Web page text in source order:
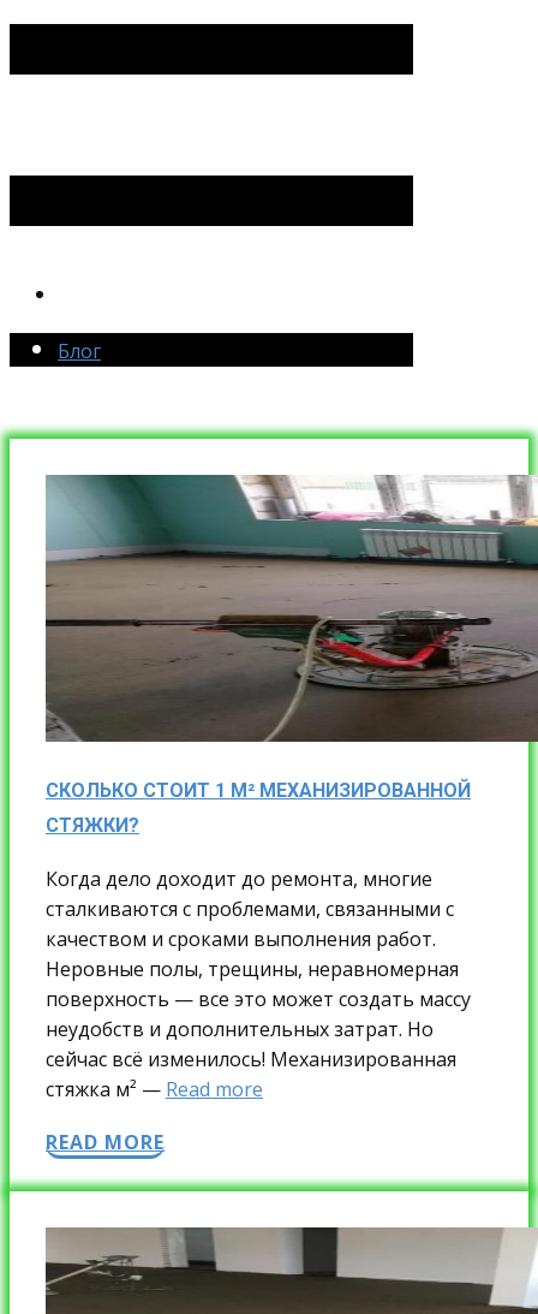
Блог
СКОЛЬКО СТОИТ 1 М² МЕХАНИЗИРОВАННОЙ
СТЯЖКИ?
Когда дело доходит до ремонта, многие
сталкиваются с проблемами, связанными с
качеством и сроками выполнения работ.
Неровные полы, трещины, неравномерная
поверхность — все это может создать массу
неудобств и дополнительных затрат. Но
сейчас всё изменилось! Механизированная
стяжка м² — Read more
READ MORE